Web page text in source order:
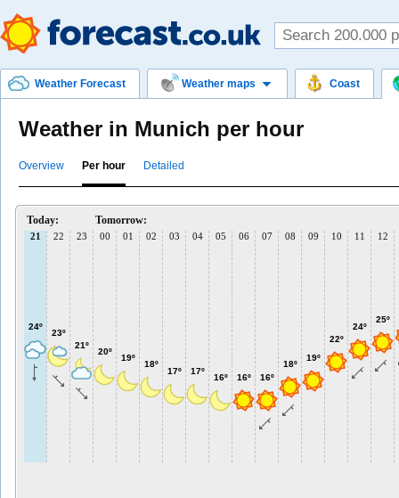
Weather Forecast Weather maps Coast
Weather in Munich per hour
Overview Per hour Detailed
Today:
21
24º
22
23º
23
21º
Tomorrow:
00
20º
01
19º
02
18º
03
17º
04
17º
05
16º
06
16º
07
16º
08
18º
09
19º
10
22º
11
24º
12
25º